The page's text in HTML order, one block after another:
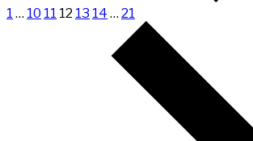
1 … 10 11 12 13 14 … 21